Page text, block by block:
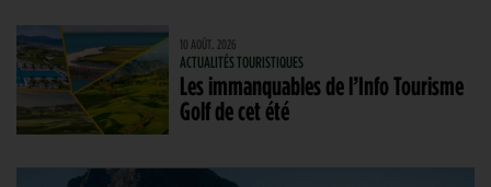
10 AOÛT. 2026
ACTUALITÉS TOURISTIQUES
Les immanquables de l’Info Tourisme
Golf de cet été